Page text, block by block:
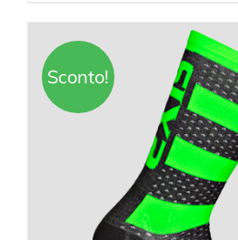
Sconto!